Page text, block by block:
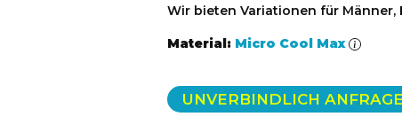
Wir bieten Variationen für Männer,
Material: Micro Cool Max
UNVERBINDLICH